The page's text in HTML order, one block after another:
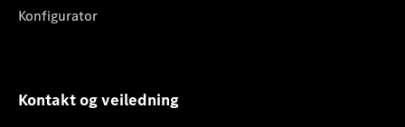
Konfigurator
Kontakt og veiledning